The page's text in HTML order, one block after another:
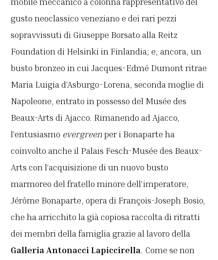
gusto neoclassico veneziano e dei rari pezzi
sopravvissuti di Giuseppe Borsato alla Reitz
Foundation di Helsinki in Finlandia; e, ancora, un
busto bronzeo in cui Jacques-Edmé Dumont ritrae
Maria Luigia d’Asburgo-Lorena, seconda moglie di
Napoleone, entrato in possesso del Musée des
Beaux-Arts di Ajacco. Rimanendo ad Ajacco,
l’entusiasmo evergreenper i Bonaparte ha
coinvolto anche il Palais Fesch-Musée des Beaux-
Arts con l’acquisizione di un nuovo busto
marmoreo del fratello minore dell’imperatore,
Jérôme Bonaparte, opera di François-Joseph Bosio,
che ha arricchito la già copiosa raccolta di ritratti
dei membri della famiglia grazie al lavoro della
Galleria Antonacci Lapiccirella. Come se non